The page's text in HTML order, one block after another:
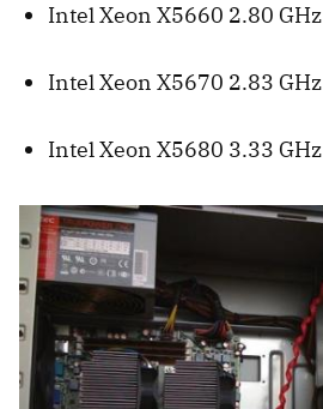
Intel Xeon X5660 2.80 GHz
Intel Xeon X5670 2.83 GHz
Intel Xeon X5680 3.33 GHz